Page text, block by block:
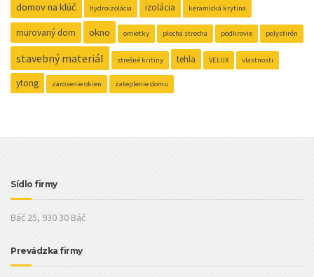
domov na klúč hydroizolácia izolácia keramická krytina
murovaný dom okno omietky plochá strecha podkrovie polystirén
stavebný materiál strešné kritiny tehla VELUX vlastnosti
ytong zarosenie okien zateplenie domu
Sídlo firmy
Báč 25, 930 30 Báč
Prevádzka firmy